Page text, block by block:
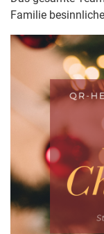
Familie